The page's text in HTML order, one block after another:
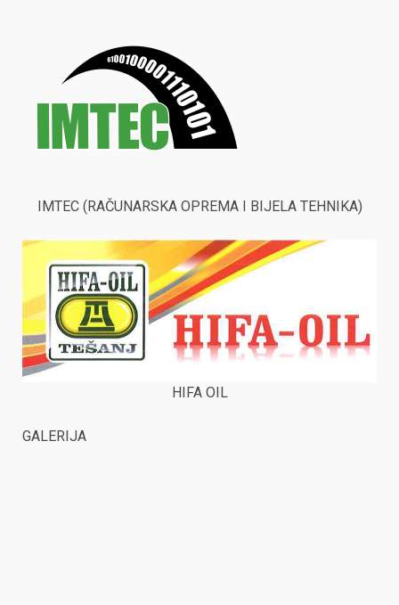
IMTEC (RAČUNARSKA OPREMA I BIJELA TEHNIKA)
HIFA OIL
GALERIJA